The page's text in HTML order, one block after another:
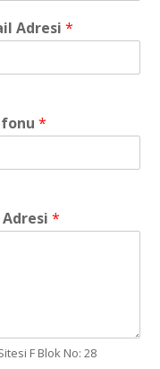
Adresi*
*
Adresi*
F Blok No: 28